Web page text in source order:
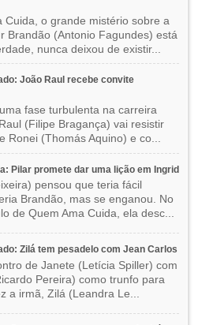
Cuida, o grande mistério sobre a
Brandão (Antonio Fagundes) está
nunca deixou de existir...
João Raul recebe convite
fase turbulenta na carreira
(Filipe Bragança) vai resistir
Ronei (Thomás Aquino) e co...
Pilar promete dar uma lição em Ingrid
pensou que teria fácil
Brandão, mas se enganou. No
de Quem Ama Cuida, ela desc...
Zilá tem pesadelo com Jean Carlos
de Janete (Letícia Spiller) com
Pereira) como trunfo para
a irmã, Zilá (Leandra Le...